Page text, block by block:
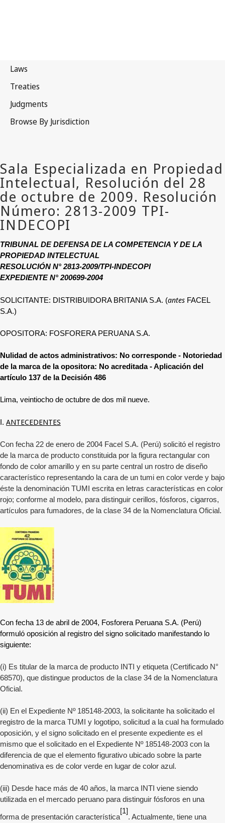
TRIBUNAL DE DEFENSA DE LA COMPETENCIA Y DE LA
PROPIEDAD INTELECTUAL
RESOLUCIÓN N° 2813-2009/TPI-INDECOPI
EXPEDIENTE N° 200699-2004
SOLICITANTE: DISTRIBUIDORA BRITANIA S.A. (antes FACEL
S.A.)
OPOSITORA: FOSFORERA PERUANA S.A.
Nulidad de actos administrativos: No corresponde - Notoriedad
de la marca de la opositora: No acreditada - Aplicación del
artículo 137 de la Decisión 486
Lima, veintiocho de octubre de dos mil nueve.
I. ANTECEDENTES
Con fecha 22 de enero de 2004 Facel S.A. (Perú) solicitó el registro
de la marca de producto constituida por la figura rectangular con
fondo de color amarillo y en su parte central un rostro de diseño
característico representando la cara de un tumi en color verde y bajo
éste la denominación TUMI escrita en letras características en color
rojo; conforme al modelo, para distinguir cerillos, fósforos, cigarros,
artículos para fumadores, de la clase 34 de la Nomenclatura Oficial.
Con fecha 13 de abril de 2004, Fosforera Peruana S.A. (Perú)
formuló oposición al registro del signo solicitado manifestando lo
siguiente:
(i) Es titular de la marca de producto INTI y etiqueta (Certificado N°
68570), que distingue productos de la clase 34 de la Nomenclatura
Oficial.
(ii) En el Expediente Nº 185148-2003, la solicitante ha solicitado el
registro de la marca TUMI y logotipo, solicitud a la cual ha formulado
oposición, y el signo solicitado en el presente expediente es el
mismo que el solicitado en el Expediente Nº 185148-2003 con la
diferencia de que el elemento figurativo ubicado sobre la parte
denominativa es de color verde en lugar de color azul.
(iii) Desde hace más de 40 años, la marca INTI viene siendo
utilizada en el mercado peruano para distinguir fósforos en una
forma de presentación característica
[1]
. Actualmente, tiene una